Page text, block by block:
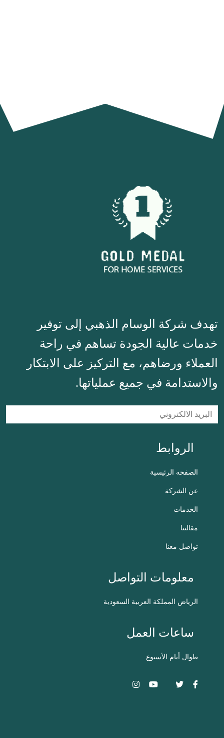
تهدف شركة الوسام الذهبي إلى توفير
خدمات عالية الجودة تساهم في راحة
العملاء ورضاهم، مع التركيز على الابتكار
والاستدامة في جميع عملياتها.
الروابط
الصفحه الرئيسية
عن الشركة
الخدمات
مقالتنا
تواصل معنا
معلومات التواصل
الرياض المملكة العربية السعودية
ساعات العمل
طوال أيام الأسبوع